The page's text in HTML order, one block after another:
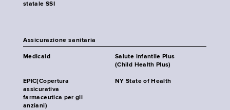
statale SSI
Assicurazione sanitaria
Medicaid
Salute infantile Plus
(Child Health Plus)
EPIC(Copertura
assicurativa
farmaceutica per gli
anziani)
NY State of Health